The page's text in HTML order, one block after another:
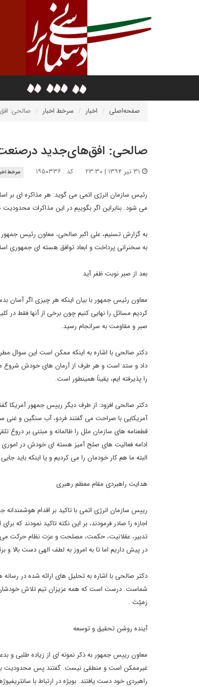
صفحه‌اصلی اخبار سرخط اخبار صالحی:
صالحی: افق‌های‌جدید
کد : ۱۹۵۰۳۳۶ سرخط
رئیس سازمان انرژی اتمی می گوید: هر مذاکره ای
می شود. بنابراین اگر بگوییم در این مذاکرات محدودیت
به گزارش تسنیم، علی اکبر صالحی، معاون رئیس
به سخنرانی پرداخت و ابعاد توافق هسته ای جمهوری اسلامی ایران
بعد از صبر نوبت ظفر آید
معاون رئیس جمهور با بیان اینکه هر چیزی اگر
کردیم مسائل را نهایی کنیم چون برخی از آنها فقط در
صبر و مقاومت به سرانجام رسید.
دکتر صالحی با اشاره به اینکه ممکن است این سوال
داد و ستد است و هر طرف از آرمان های خودش شروع می
را پذیرفته ایم، یقیناً همینطور است.
دکتر صالحی افزود: از طرف دیگر رییس جمهور آمریکا
آمریکایی با صراحت می گفتند فردو، آب سنگین و غنی
قطعنامه های سازمان ملل را ظالمانه و مبتنی بر دروغ
ادامه فعالیت های صلح آمیز هسته ای خودش در اموری
البته ما هم کار خودمان را می کردیم و یا اینکه باید
هدایت راهبردی مقام معظم رهبری
رییس سازمان انرژی اتمی با تاکید بر اقدام
اجازه را صادر فرمودند، بر این نکته تاکید نمودند که
تدبیر، عقلانیت، حکمت، مصلحت و عزت نظام حرکت می
در پیش داریم اما تا به امروز به لطف الهی دست بالا و
دکتر صالحی با اشاره به تحلیل های ارائه شده در
شماست. درست است که همه عزیزان تیم تلاش خودشان
رَمَیْتَ .
آینده روشن تحقیق و توسعه
معاون رییس جمهور به ذکر نمونه ای از زیاده طلبی
غیرممکن است و منطقی نیست. گفتند پس محدودیت باید
راهبردی خود دست یافتند. بویژه در ارتباط با